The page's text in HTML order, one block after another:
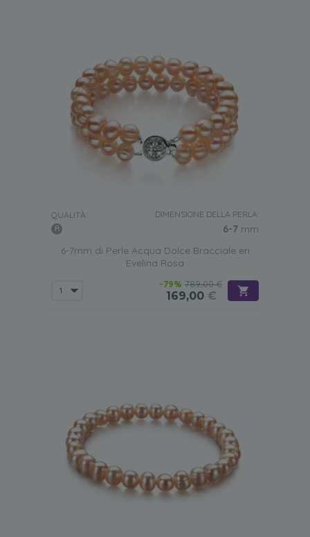
QUALITÀ: DIMENSIONE DELLA PERLA:
6-7 mm
6-7mm di Perle Acqua Dolce Bracciale en
Evelina Rosa
-79% 789,00 €
169,00 €